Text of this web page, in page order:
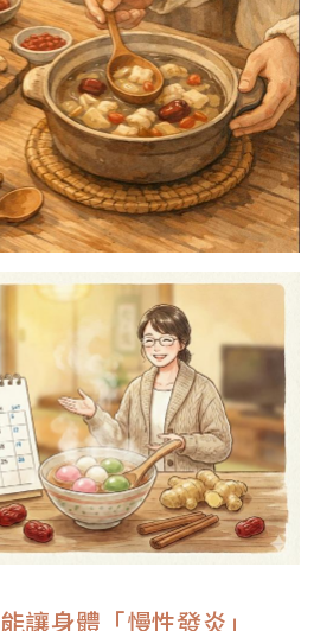
讓身體「慢性發炎」